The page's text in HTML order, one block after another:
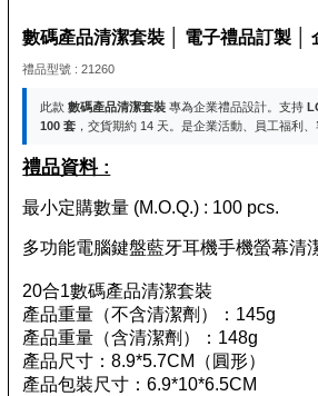
數碼產品清潔套裝 │ 電子禮品訂製 │
禮品型號 : 21260
此款 數碼產品清潔套裝專為企業禮品設計。支持
100 套，交貨期約 14 天。是企業活動、員工福利、
禮品資料 :
最小定購數量 (M.O.Q.) : 100 pcs.
多功能電腦鍵盤藍牙耳機手機螢幕清
20合1數碼產品清潔套裝
產品重量（不含清潔劑）：145g
產品重量（含清潔劑）：148g
產品尺寸：8.9*5.7CM（圓形）
產品包裝尺寸：6.9*10*6.5CM